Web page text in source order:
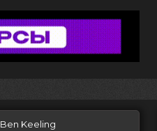
Keeling